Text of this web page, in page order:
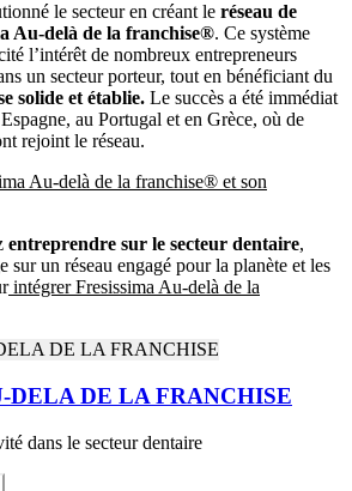
le secteur en créant le réseau de
Au-delà de la franchise®. Ce système
l’intérêt de nombreux entrepreneurs
un secteur porteur, tout en bénéficiant du
solide et établie. Le succès a été immédiat
au Portugal et en Grèce, où de
rejoint le réseau.
Au-delà de la franchise® et son
entreprendre sur le secteur dentaire,
sur un réseau engagé pour la planète et les
intégrer Fresissima Au-delà de la
DELA DE LA FRANCHISE
dans le secteur dentaire